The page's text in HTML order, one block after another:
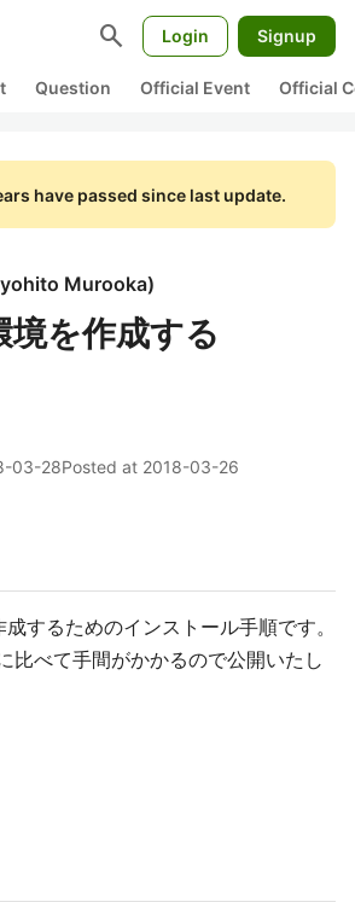
search Login Signup
Question Official Event Official
have passed since last update.
Murooka)
境を作成する
03-28Posted at 2018-03-26
するためのインストール手順です。
比べて手間がかかるので公開いたし